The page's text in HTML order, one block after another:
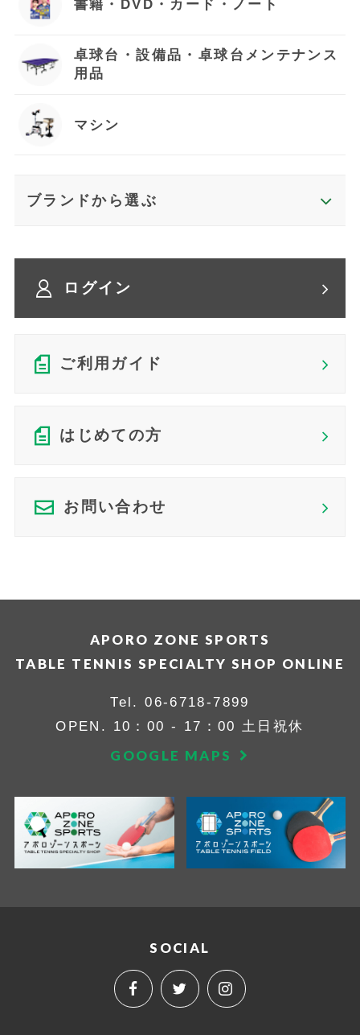
書籍・DVD・カード・ノート
卓球台・設備品・卓球台メンテナンス
用品
マシン
ブランドから選ぶ
ログイン
ご利用ガイド
はじめての方
お問い合わせ
APORO ZONE SPORTS
TABLE TENNIS SPECIALTY SHOP ONLINE
Tel.06-6718-7899
OPEN. 10：00 - 17：00 土日祝休
GOOGLE MAPS
SOCIAL